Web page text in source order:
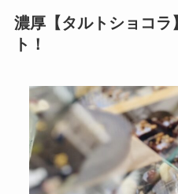
濃厚【タルトショコラ
ト！